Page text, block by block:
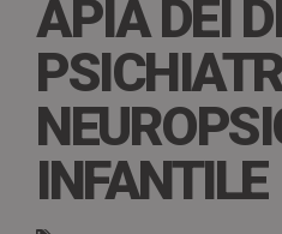
APIA DEI
INFANTILE